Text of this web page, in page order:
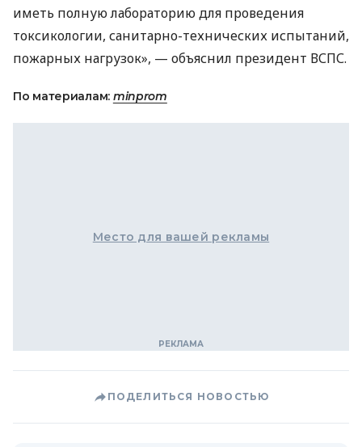
иметь полную лабораторию для проведения
токсикологии, санитарно-технических испытаний,
пожарных нагрузок», — объяснил президент ВСПС.
По материалам: minprom
Место для вашей рекламы
ПОДЕЛИТЬСЯ НОВОСТЬЮ